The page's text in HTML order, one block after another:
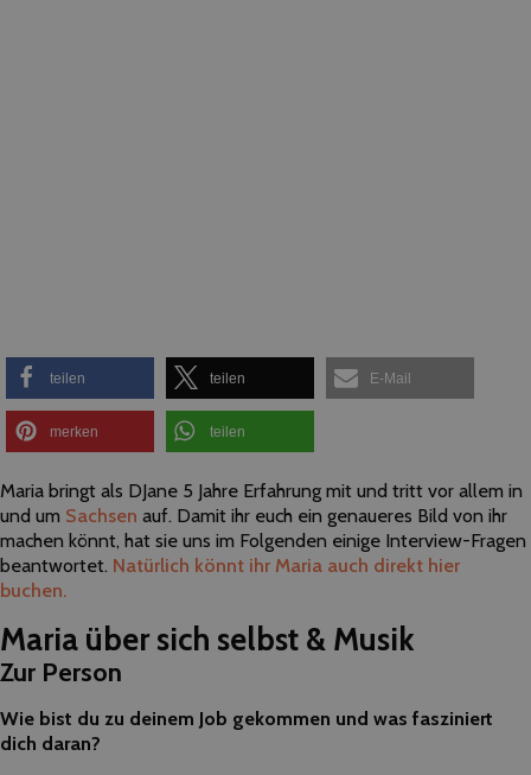
teilen teilen E-Mail
merken teilen
Maria bringt als DJane 5 Jahre Erfahrung mit und tritt vor allem in
und um Sachsen auf. Damit ihr euch ein genaueres Bild von ihr
machen könnt, hat sie uns im Folgenden einige Interview-Fragen
beantwortet. Natürlich könnt ihr Maria auch direkt hier
buchen.
Maria über sich selbst & Musik
Zur Person
Wie bist du zu deinem Job gekommen und was fasziniert
dich daran?